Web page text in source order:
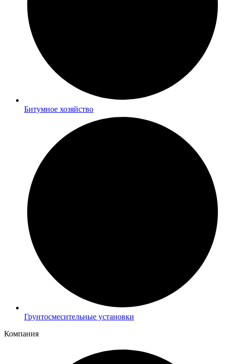
Битумное хозяйство
Грунтосмесительные установки
Компания